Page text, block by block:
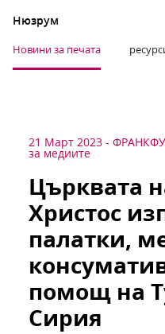
Нюзрум
Новини за печата
21 Март 2023 -
за медиите
Църквата
Христос
палатки,
помощ на
Сирия